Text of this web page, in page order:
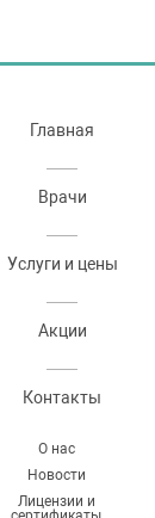
Главная
Врачи
Услуги и цены
Акции
Контакты
О нас
Новости
Лицензии и